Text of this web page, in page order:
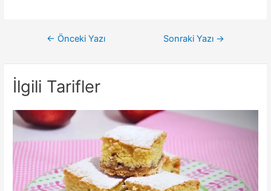
← Önceki Yazı Sonraki Yazı →
İlgili Tarifler